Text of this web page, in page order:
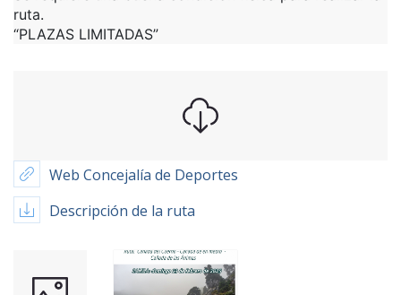
ruta.
“PLAZAS LIMITADAS”
Web Concejalía de Deportes
Descripción de la ruta